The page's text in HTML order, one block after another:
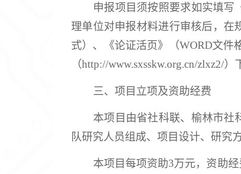
申报项目须按照要求如实填写
理单位对申报材料进行审核后，在
式） 、《论证活页》 （WORD文件
（http://www.sxsskw.org.cn/zlxz2/）
三、 项目立项及资助经费
本项目由省社科联、榆林市社
队研究人员组成、项目设计、研究
本项目每项资助3万元，资助